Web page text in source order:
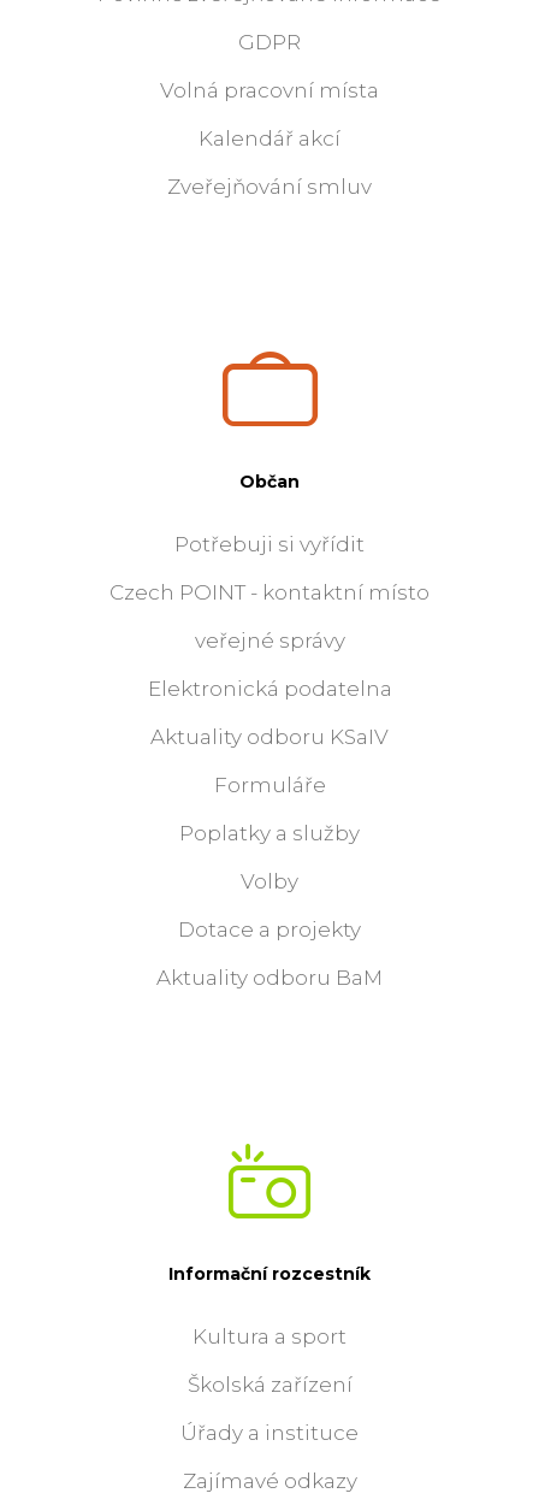
GDPR
Volná pracovní místa
Kalendář akcí
Zveřejňování smluv
Občan
Potřebuji si vyřídit
Czech POINT - kontaktní místo
veřejné správy
Elektronická podatelna
Aktuality odboru KSaIV
Formuláře
Poplatky a služby
Volby
Dotace a projekty
Aktuality odboru BaM
Informační rozcestník
Kultura a sport
Školská zařízení
Úřady a instituce
Zajímavé odkazy